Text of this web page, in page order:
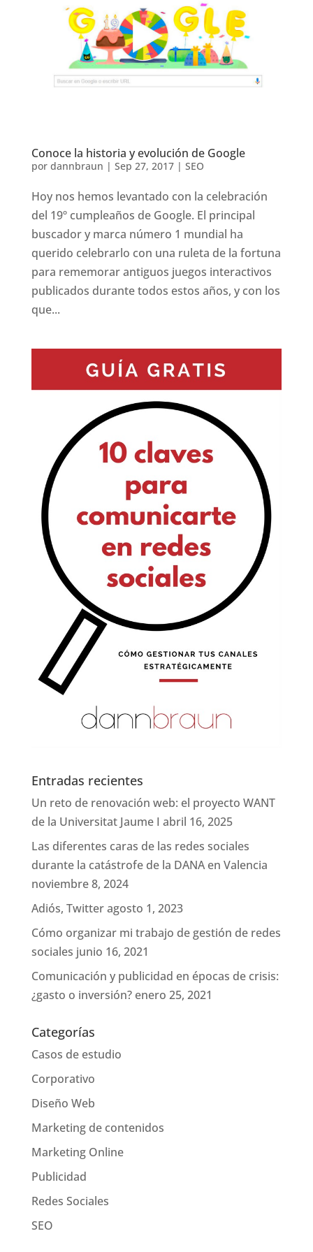
Conoce la historia y evolución de Google
por dannbraun | Sep 27, 2017| SEO
Hoy nos hemos levantado con la celebración
del 19º cumpleaños de Google. El principal
buscador y marca número 1 mundial ha
querido celebrarlo con una ruleta de la fortuna
para rememorar antiguos juegos interactivos
publicados durante todos estos años, y con los
que...
Entradas recientes
Un reto de renovación web: el proyecto WANT
de la Universitat Jaume I abril 16, 2025
Las diferentes caras de las redes sociales
durante la catástrofe de la DANA en Valencia
noviembre 8, 2024
Adiós, Twitteragosto 1, 2023
Cómo organizar mi trabajo de gestión de redes
sociales junio 16, 2021
Comunicación y publicidad en épocas de crisis:
¿gasto o inversión? enero 25, 2021
Categorías
Casos de estudio
Corporativo
Diseño Web
Marketing de contenidos
Marketing Online
Publicidad
Redes Sociales
SEO